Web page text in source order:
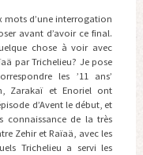
mots d’une interrogation
avant d’avoir ce final.
chose à voir avec
par Trichelieu? Je pose
les ’11 ans’
Zarakaï et Enoriel ont
d’Avent le début, et
connaissance de la très
Zehir et Raïaä, avec les
Trichelieu a servi les